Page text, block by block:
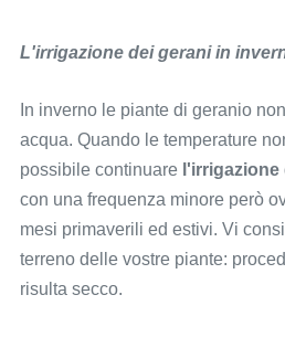
L'irrigazione dei gerani in
In inverno le piante di geranio
acqua. Quando le temperature
possibile continuare l'irrigazione
con una frequenza minore però
mesi primaverili ed estivi. Vi
terreno delle vostre piante:
risulta secco.